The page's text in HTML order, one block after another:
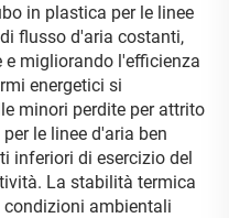
in plastica per le linee
flusso d'aria costanti,
e migliorando l'efficienza
energetici si
minori perdite per attrito
le linee d'aria ben
inferiori di esercizio del
La stabilità termica
ambientali